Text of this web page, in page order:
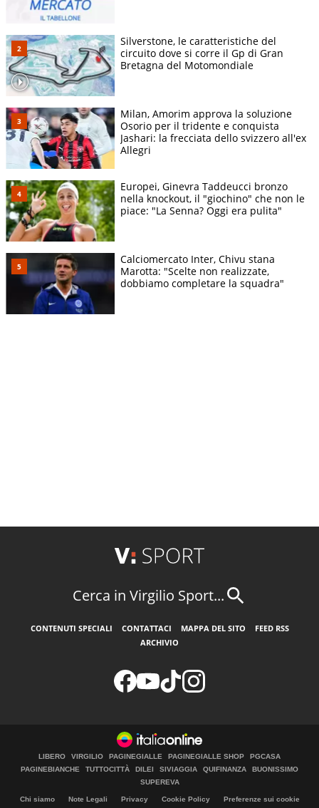
Silverstone, le caratteristiche del
circuito dove si corre il Gp di Gran
Bretagna del Motomondiale
Milan, Amorim approva la soluzione
Osorio per il tridente e conquista
Jashari: la frecciata dello svizzero all'ex
Allegri
Europei, Ginevra Taddeucci bronzo
nella knockout, il "giochino" che non le
piace: "La Senna? Oggi era pulita"
Calciomercato Inter, Chivu stana
Marotta: "Scelte non realizzate,
dobbiamo completare la squadra"
Cerca in Virgilio Sport...
CONTENUTI SPECIALI CONTATTACI MAPPA DEL SITO
FEED RSS
ARCHIVIO
LIBERO VIRGILIO PAGINEGIALLE PAGINEGIALLE SHOP
PGCASA
PAGINEBIANCHE
TUTTOCITTÀ DILEI SIVIAGGIA QUIFINANZA
BUONISSIMO
SUPEREVA
Chi siamo Note Legali Privacy Cookie Policy
Preferenze sui cookie